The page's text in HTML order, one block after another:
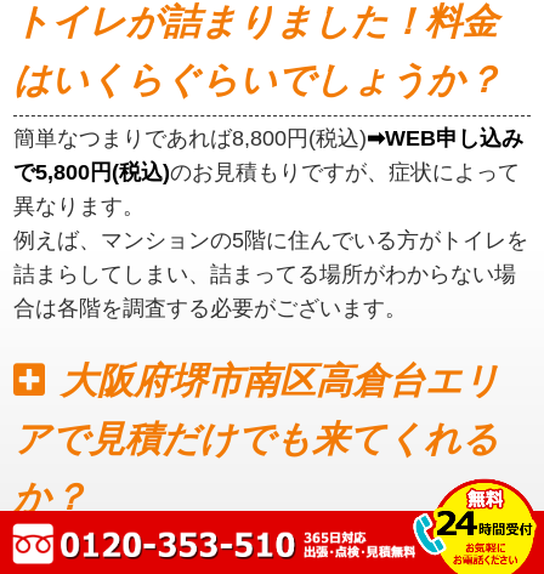
トイレが詰まりました！料金
はいくらぐらいでしょうか？
簡単なつまりであれば8,800円(税込)➡WEB申し込み
で5,800円(税込)のお見積もりですが、症状によって
異なります。
例えば、マンションの5階に住んでいる方がトイレを
詰まらしてしまい、詰まってる場所がわからない場
合は各階を調査する必要がございます。
大阪府堺市南区高倉台エリ
アで見積だけでも来てくれる
か？
見積もりだけでも可能です。